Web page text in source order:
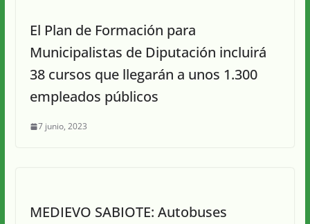
El Plan de Formación para
Municipalistas de Diputación incluirá
38 cursos que llegarán a unos 1.300
empleados públicos
7 junio, 2023
MEDIEVO SABIOTE: Autobuses